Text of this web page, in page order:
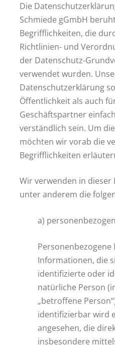
Die
Schmiede gGmbH
Begrifflichkeiten, die
Richtlinien- und
der Datenschutz-
verwendet wurden.
Datenschutzerklärung
Öffentlichkeit als auch
Geschäftspartner
verständlich sein. Um
möchten wir vorab die
Begrifflichkeiten
Wir verwenden in
unter anderem die
a)
Personenbezogene
Informationen, die
identifizierte oder
natürliche Person
„betroffene
identifizierbar wird
angesehen, die
insbesondere